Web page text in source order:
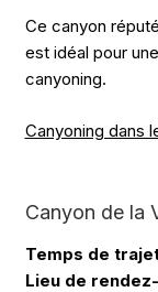
Ce canyon
est idéal pour
canyoning.
Canyoning dans
Canyon de la
Temps de
Lieu de